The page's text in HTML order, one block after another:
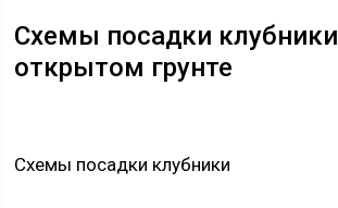
Схемы посадки
открытом грунте
Схемы посадки клубники